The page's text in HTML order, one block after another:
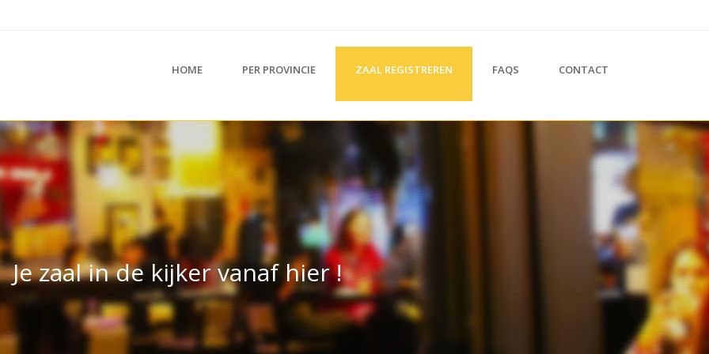
HOME PER PROVINCIE ZAAL REGISTREREN FAQS CONTACT
Je zaal in de kijker vanaf hier !